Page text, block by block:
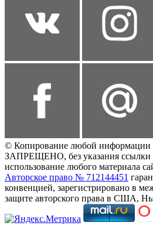
© Копирование любой
ЗАПРЕЩЕНО, без указания ссылки
использование любого материала
Авторское право № 712144451
конвенцией, зарегистрировано в
защите авторского права в США,